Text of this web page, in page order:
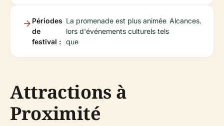
Périodes
de
festival :
La promenade est plus animée
lors d'événements culturels tels
que
Alcances.
Attractions à
Proximité